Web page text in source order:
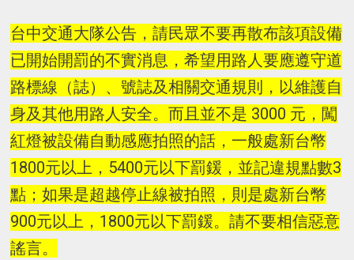
台中交通大隊公告，請民眾不要再散布該項設備
已開始開罰的不實消息，希望用路人要應遵守道
路標線（誌）、號誌及相關交通規則，以維護自
身及其他用路人安全。而且並不是 3000 元，闖
紅燈被設備自動感應拍照的話，一般處新台幣
1800元以上，5400元以下罰鍰，並記違規點數3
點；如果是超越停止線被拍照，則是處新台幣
900元以上，1800元以下罰鍰。請不要相信惡意
謠言。